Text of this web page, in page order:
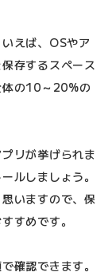
えば、OSやア
存するスペース
体の10～20%の
リが挙げられま
ルしましょう。
いますので、保
すめです。
確認できます。